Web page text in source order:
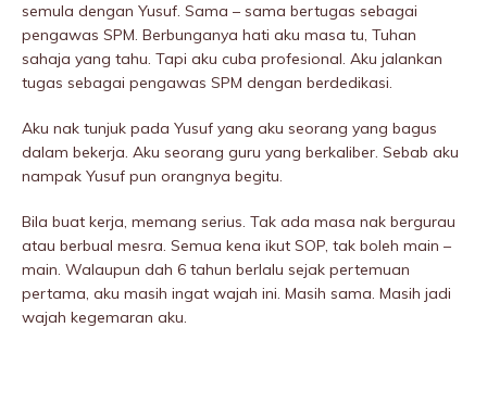
semula dengan Yusuf. Sama – sama bertugas sebagai
pengawas SPM. Berbunganya hati aku masa tu, Tuhan
sahaja yang tahu. Tapi aku cuba profesional. Aku jalankan
tugas sebagai pengawas SPM dengan berdedikasi.
Aku nak tunjuk pada Yusuf yang aku seorang yang bagus
dalam bekerja. Aku seorang guru yang berkaIiber. Sebab aku
nampak Yusuf pun orangnya begitu.
Bila buat kerja, memang serius. Tak ada masa nak bergurau
atau berbual mesra. Semua kena ikut SOP, tak boleh main –
main. Walaupun dah 6 tahun berlalu sejak pertemuan
pertama, aku masih ingat wajah ini. Masih sama. Masih jadi
wajah kegemaran aku.